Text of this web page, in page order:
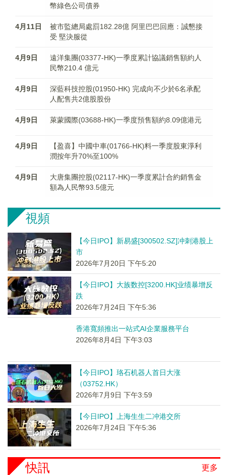
幣綠色公司債券
4月11日
被市監總局處罰182.28億 阿里巴巴回應：誠懇接
受 堅決服從
4月9日
遠洋集團(03377-HK)一季度累計協議銷售額約人
民幣210.4 億元
4月9日
深藍科技控股(01950-HK) 完成向不少於6名承配
人配售共2億股股份
4月9日 萊蒙國際(03688-HK)一季度預售額約8.09億港元
4月9日
【盈喜】中國中車(01766-HK)料一季度股東淨利
潤按年升70%至100%
4月9日
大唐集團控股(02117-HK)一季度累計合約銷售金
額為人民幣93.5億元
視頻
【今日IPO】新易盛[300502.SZ]冲刺港股上
市
2026年7月20日 下午5:20
【今日IPO】大族数控[3200.HK]业绩暴增反
跌
2026年7月24日 下午5:36
香港寬頻推出一站式AI企業服務平台
2026年8月4日 下午3:03
【今日IPO】珞石机器人首日大涨
（03752.HK）
2026年7月9日 下午3:59
【今日IPO】上海生生二冲港交所
2026年7月24日 下午5:36
更多
快訊